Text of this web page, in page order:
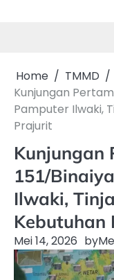
Home
TMMD
Kunjungan
Pamputer Ilwaki,
Prajurit
Kunjungan
151/
Ilwaki,
Kebutuhan
Mei 14, 2026 by